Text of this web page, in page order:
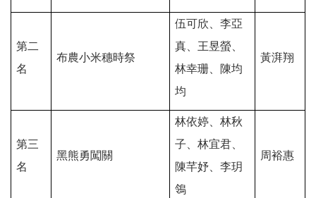
第二
名
布農小米穗時祭
伍可欣、李亞
真、王昱螢、
林幸珊、陳均
均
黃湃翔
第三
名
黑熊勇闖關
林依婷、林秋
子、林宜君、
陳芊妤、李玥
鴒
周裕惠